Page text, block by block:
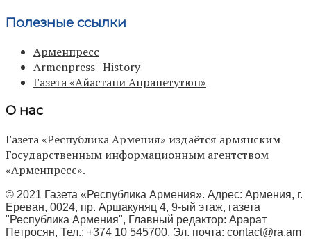
Полезные ссылки
Арменпресс
Armenpress | History
Газета «Айастани Анрапетутюн»
О нас
Газета «Республика Армения» издаётся армянским
Государственным информационным агентством
«Арменпресс».
© 2021 Газета «Республика Армения». Адрес: Армения, г.
Ереван, 0024, пр. Аршакуняц 4, 9-ый этаж, газета
"Республика Армения", Главный редактор: Арарат
Петросян, Тел.: +374 10 545700, Эл. почта: contact@ra.am